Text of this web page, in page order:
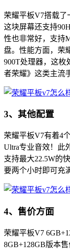
荣耀平板V7搭载了
这块屏幕还支持
性也非常好，支持
盘。性能方面，荣
900T处理器，这枚
者荣耀》这类主流
3、其他配置
荣耀平板V7有着4
Ultra专业音效！此
支持最大22.5W的
要两个小时即可充
4、售价方面
荣耀平板V7
8GB+128GB版本